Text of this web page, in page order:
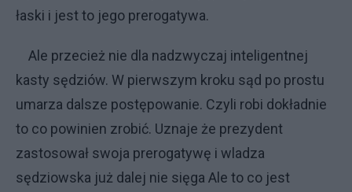
łaski i jest to jego prerogatywa.
Ale przecież nie dla nadzwyczaj inteligentnej
kasty sędziów. W pierwszym kroku sąd po prostu
umarza dalsze postępowanie. Czyli robi dokładnie
to co powinien zrobić. Uznaje że prezydent
zastosował swoja prerogatywę i wladza
sędziowska już dalej nie sięga Ale to co jest